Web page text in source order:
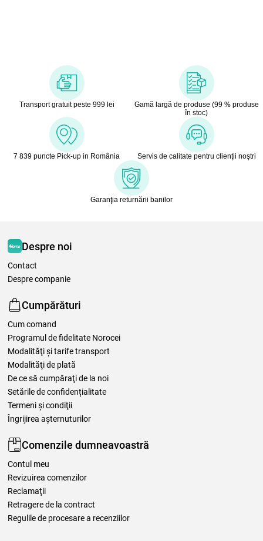
Transport gratuit peste 999 lei
Gamă largă de produse (99 % produse
în stoc)
7 839 puncte Pick-up in România Servis de calitate pentru clienţii noştri
Garanţia returnării banilor
Despre noi
Contact
Despre companie
Cumpărături
Cum comand
Programul de fidelitate Norocei
Modalităţi şi tarife transport
Modalităţi de plată
De ce să cumpăraţi de la noi
Setările de confidențialitate
Termeni şi condiţii
Îngrijirea așternuturilor
Comenzile dumneavoastră
Contul meu
Revizuirea comenzilor
Reclamaţii
Retragere de la contract
Regulile de procesare a recenziilor